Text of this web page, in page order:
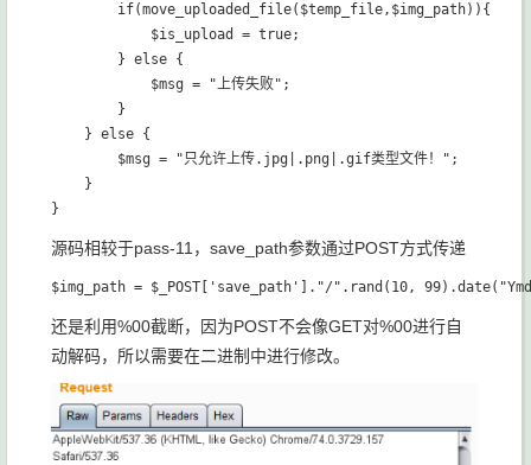
        if(move_uploaded_file($temp_file,$img_path)){
            $is_upload = true;
        } else {
            $msg = "上传失败";
        }
    } else {
        $msg = "只允许上传.jpg|.png|.gif类型文件！";
    }
源码相较于pass-11，save_path参数通过POST方式传递
还是利用%00截断，因为POST不会像GET对%00进行自
动解码，所以需要在二进制中进行修改。